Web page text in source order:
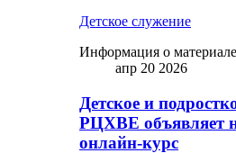
Детское служение
Информация о материале
апр 20 2026
Детское и
РЦХВЕ объявляет
онлайн-курс